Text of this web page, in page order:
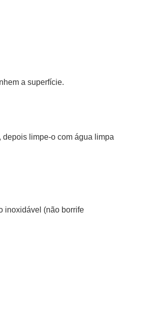
a superfície.
limpe-o com água limpa
inoxidável (não borrife